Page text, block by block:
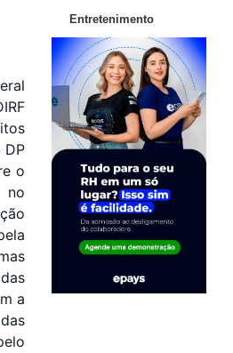
DP
o
no
a
Entretenimento